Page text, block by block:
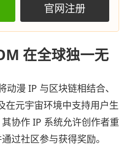
官网注册
在全球独一无
漫 IP 与区块链相结合、
在元宇宙环境中支持用户生
协作 IP 系统允许创作者重
过社区参与获得奖励。